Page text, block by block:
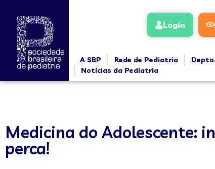
Login
A SBP Rede de Pediatria
Notícias da Pediatria
Medicina do Adolescente:
perca!